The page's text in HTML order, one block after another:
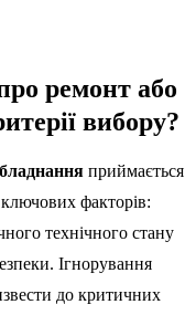
ремонт або
вибору?
приймається
факторів:
технічного стану
Ігнорування
до критичних